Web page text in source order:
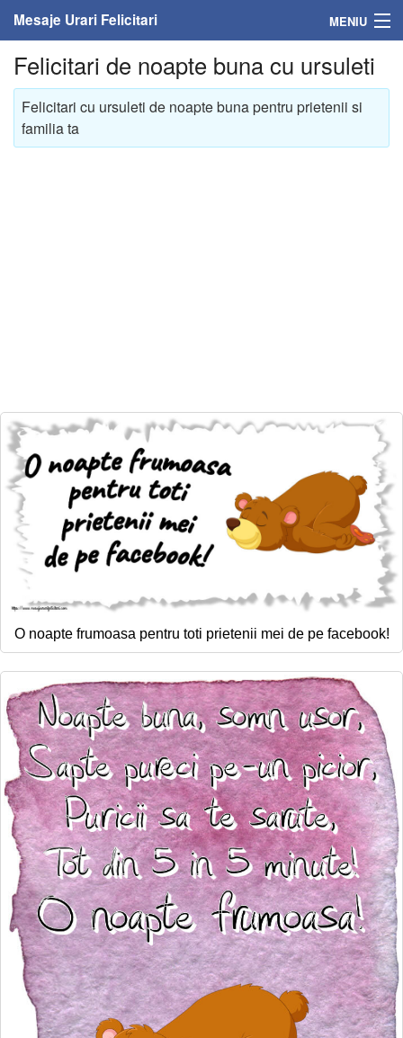
Mesaje Urari Felicitari MENIU
Home
Mesaje
Felicitari
Felicitari zile saptamana
Felicitari muzicale
Felicitari muzicale personalizate
Felicitari animate
Invitatii personalizate
Conecteaza-te
Felicitari de noapte buna cu ursuleti
Felicitari cu ursuleti de noapte buna pentru prietenii si
familia ta
O noapte frumoasa pentru toti prietenii mei de pe facebook!